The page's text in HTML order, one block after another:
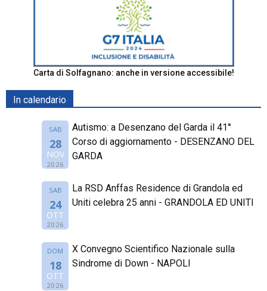
Carta di Solfagnano: anche in versione accessibile!
In calendario
SAB
28
NOV
2026
Autismo: a Desenzano del Garda il 41°
Corso di aggiornamento - DESENZANO DEL
GARDA
SAB
24
OTT
2026
La RSD Anffas Residence di Grandola ed
Uniti celebra 25 anni - GRANDOLA ED UNITI
DOM
18
OTT
2026
X Convegno Scientifico Nazionale sulla
Sindrome di Down - NAPOLI